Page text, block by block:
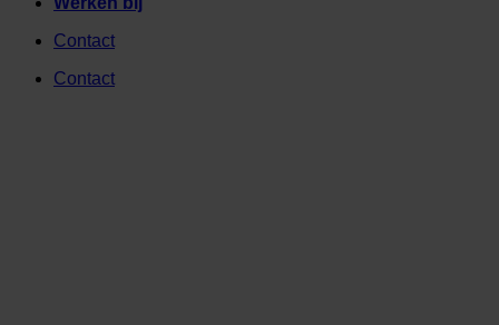
Contact
Contact